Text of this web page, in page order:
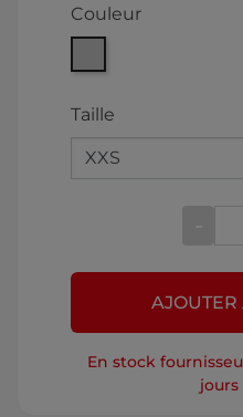
Couleur
Bleu
Taille
En stock
jours